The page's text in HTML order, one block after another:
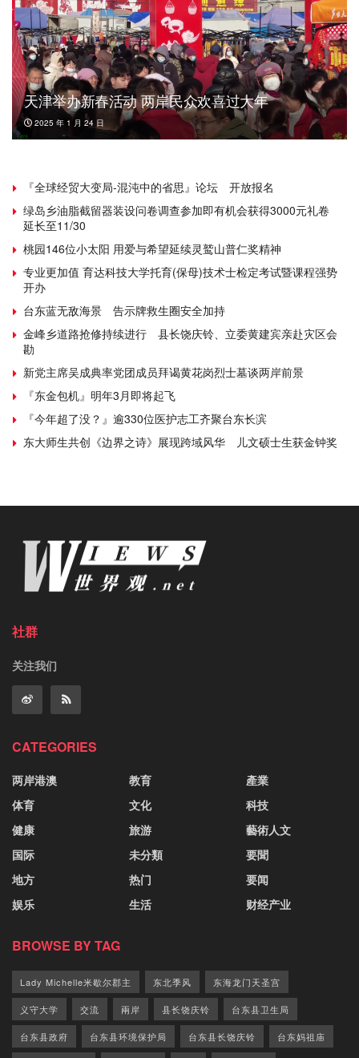
天津举办新春活动 两岸民众欢喜过大年
2025 年 1 月 24 日
『全球经贸大变局-混沌中的省思』论坛 开放报名
绿岛乡油脂截留器装设问卷调查参加即有机会获得3000元礼卷
延长至11/30
桃园146位小太阳 用爱与希望延续灵鹫山普仁奖精神
专业更加值 育达科技大学托育(保母)技术士检定考试暨课程强势
开办
台东蓝无敌海景 告示牌救生圈安全加持
金峰乡道路抢修持续进行 县长饶庆铃、立委黄建宾亲赴灾区会
勘
新党主席吴成典率党团成员拜谒黄花岗烈士墓谈两岸前景
『东金包机』明年3月即将起飞
『今年超了没？』逾330位医护志工齐聚台东长滨
东大师生共创《边界之诗》展现跨域风华 儿文硕士生获金钟奖
社群
关注我们
CATEGORIES
两岸港澳
体育
健康
国际
地方
娱乐
教育
文化
旅游
未分類
热门
生活
產業
科技
藝術人文
要聞
要闻
财经产业
BROWSE BY TAG
Lady Michelle米歇尔郡主 东北季风 东海龙门天圣宫
义守大学 交流 兩岸 县长饶庆铃 台东县卫生局
台东县政府 台东县环境保护局 台东县长饶庆铃 台东妈祖庙